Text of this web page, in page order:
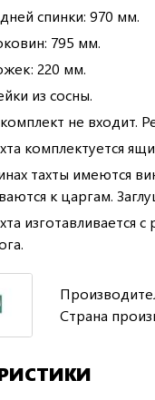
спинки: 970 мм.
795 мм.
220 мм.
из сосны.
не входит.
комплектуется
тахты имеются
к царгам.
Страна